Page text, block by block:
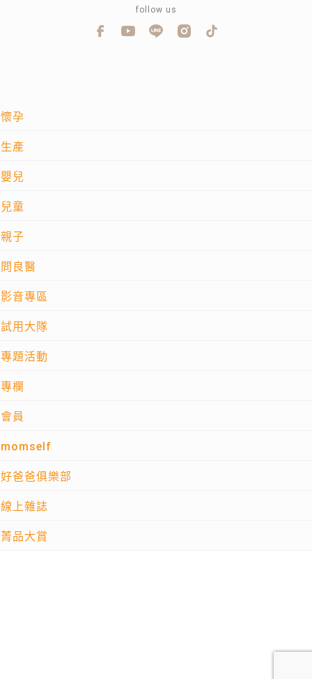
懷孕
生產
嬰兒
兒童
親子
問良醫
影音專區
試用大隊
專題活動
專欄
會員
momself
好爸爸俱樂部
線上雜誌
菁品大賞
follow us